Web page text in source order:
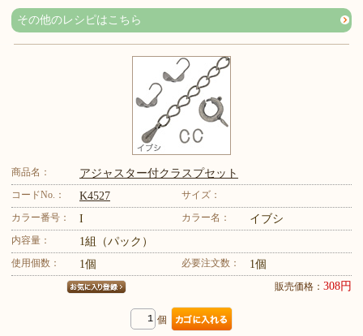
その他のレシピはこちら
商品名： アジャスター付クラスプセット
コードNo.： K4527
サイズ：
カラー番号：
I カラー名： イブシ
内容量： 1組（パック）
使用個数： 1個 必要注文数： 1個
販売価格： 308円
個